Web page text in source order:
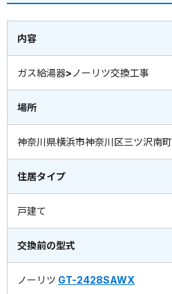
内容
ガス給湯器>ノーリツ交換工事
場所
神奈川県横浜市神奈川区三ツ沢南町
住居タイプ
戸建て
交換前の型式
ノーリツ GT-2428SAWX